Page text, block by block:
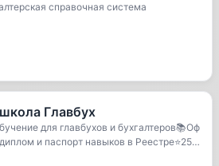
справочная система
Главбух
для главбухов и бухгалтеров📚Оф
и паспорт навыков в Реестре⭐️25